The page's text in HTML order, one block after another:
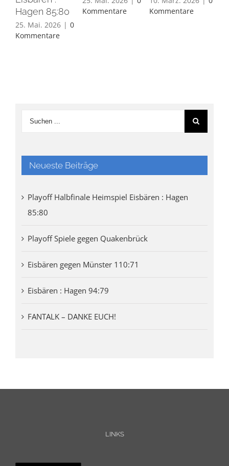
Hagen 85:80
25. Mai. 2026 | 0
Kommentare
Kommentare
Kommentare
Neueste Beiträge
Playoff Halbfinale Heimspiel Eisbären : Hagen
85:80
Playoff Spiele gegen Quakenbrück
Eisbären gegen Münster 110:71
Eisbären : Hagen 94:79
FANTALK – DANKE EUCH!
LINKS